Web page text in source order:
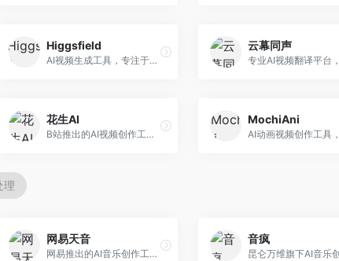
Higgsfield
AI视频生成工具，专注于高质量视频内容创作。面向视频创作者和营销人员，支持文生视频、视频编辑等功能，视频效果逼真，适合商业应用。
云幕同声
花生AI
B站推出的AI视频创作工具，专注于短视频内容生成。面向B站创作者，支持视频生成、视频编辑等功能，与B站平台深度整合，创作效率高。
MochiAni
理
网易天音
网易推出的AI音乐创作工具，支持作词、作曲与编曲。面向音乐爱好者和独立音乐人，提供歌词生成、旋律创作、编曲制作等服务，与网易云音乐生态深度整合。
音疯